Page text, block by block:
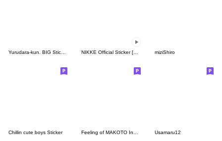
Yurudara-kun. BIG Sticker NIKKE Official Sticker [7th Batch] miziShiro
Chillin cute boys Sticker Usamaru12